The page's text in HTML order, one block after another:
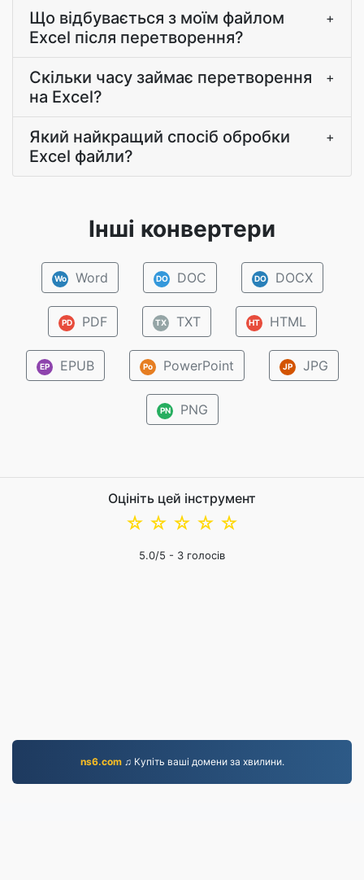
Що відбувається з моїм файлом
Excel після перетворення?
+
Скільки часу займає перетворення
на Excel?
+
Який найкращий спосіб обробки
Excel файли?
+
Інші конвертери
Wo Word DO DOC DO DOCX
PD PDF TX TXT HT HTML
EP EPUB Po PowerPoint JP JPG
PN PNG
Оцініть цей інструмент
☆
☆
☆
☆
☆
5.0/5 - 3 голосів
ns6.com♫ Купіть ваші домени за хвилини.